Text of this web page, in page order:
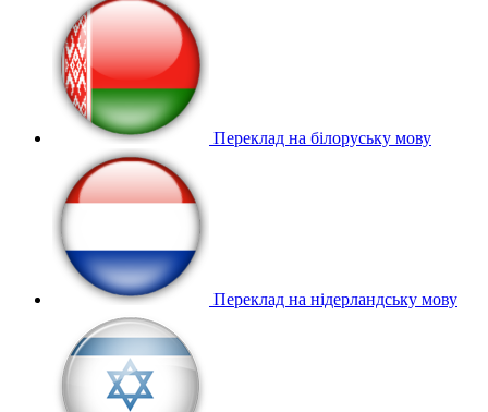
Переклад на білоруську мову
Переклад на нідерландську мову